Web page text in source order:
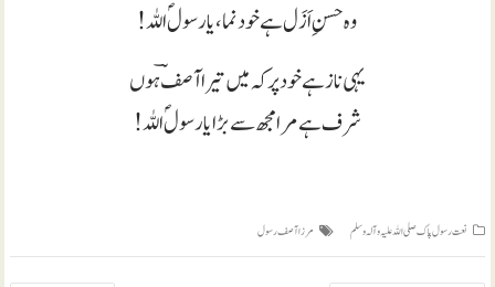
وہ حسنِ اَزَل ہے خودنما، یارسولؐ اللہ!
یہی ناز ہے خود پر کہ میں تیراآصفؔ ہوں
شرف ہے مرامجھ سے بڑا یارسولؐ اللہ!
نعت رسول پاک صلی اللہ علیہ و آلہ وسلم مرزا آصف رسول